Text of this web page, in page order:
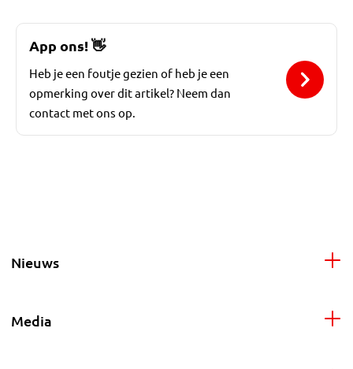
App ons!👋
Heb je een foutje gezien of heb je een
opmerking over dit artikel? Neem dan
contact met ons op.
Nieuws
Media